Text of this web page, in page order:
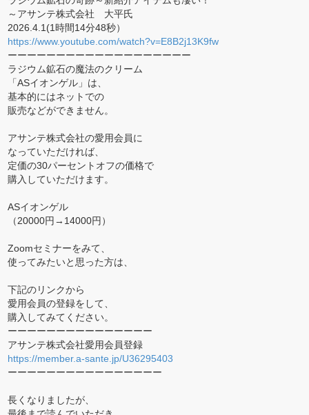
～アサンテ株式会社 大平氏
2026.4.1(1時間14分48秒）
https://www.youtube.com/watch?v=E8B2j13K9fw
ーーーーーーーーーーーーーーーーーーー
ラジウム鉱石の魔法のクリーム
「ASイオンゲル」は、
基本的にはネットでの
販売などができません。
アサンテ株式会社の愛用会員に
なっていただければ、
定価の30パーセントオフの価格で
購入していただけます。
ASイオンゲル
（20000円→14000円）
Zoomセミナーをみて、
使ってみたいと思った方は、
下記のリンクから
愛用会員の登録をして、
購入してみてください。
ーーーーーーーーーーーーーーー
アサンテ株式会社愛用会員登録
https://member.a-sante.jp/U36295403
ーーーーーーーーーーーーーーーー
長くなりましたが、